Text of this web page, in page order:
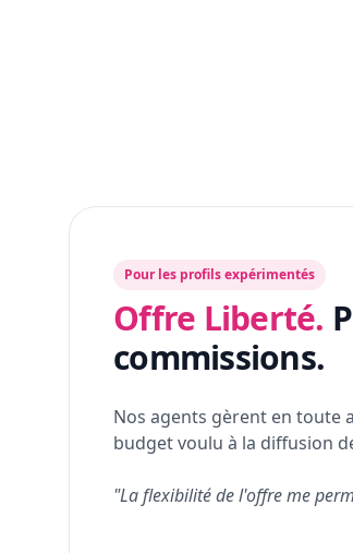
Pour les profils expérimentés
Offre Liberté.
commissions.
Nos agents gèrent en toute
budget voulu à la diffusion
"La flexibilité de l'offre me